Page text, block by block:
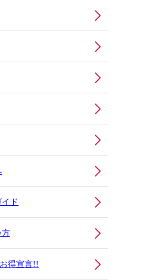
ド
方
得宣言!!